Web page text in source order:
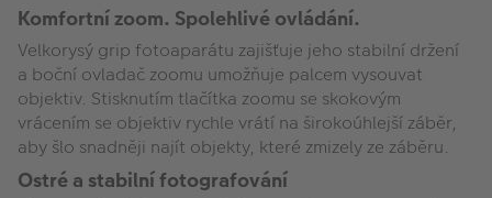
Komfortní zoom. Spolehlivé ovládání.
Velkorysý grip fotoaparátu zajišťuje jeho stabilní držení
a boční ovladač zoomu umožňuje palcem vysouvat
objektiv. Stisknutím tlačítka zoomu se skokovým
vrácením se objektiv rychle vrátí na širokoúhlejší záběr,
aby šlo snadněji najít objekty, které zmizely ze záběru.
Ostré a stabilní fotografování